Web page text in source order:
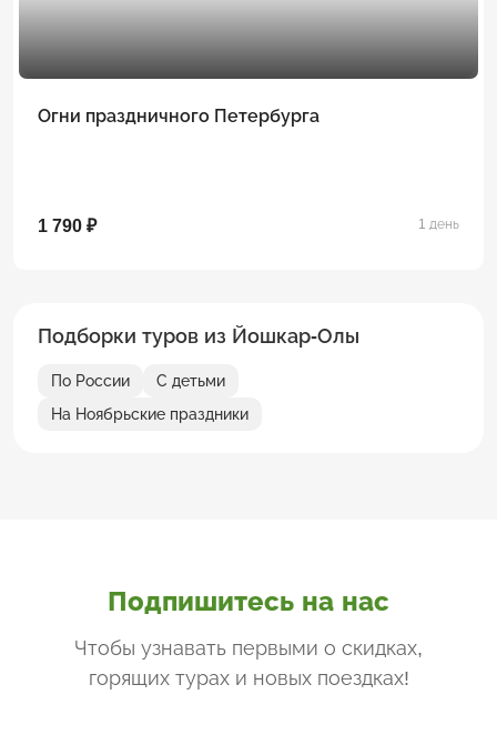
Огни праздничного Петербурга
1 790 ₽ 1 день
Подборки туров из Йошкар-Олы
По России
С детьми
На Ноябрьские праздники
Подпишитесь на нас
Чтобы узнавать первыми о скидках,
горящих турах и новых поездках!